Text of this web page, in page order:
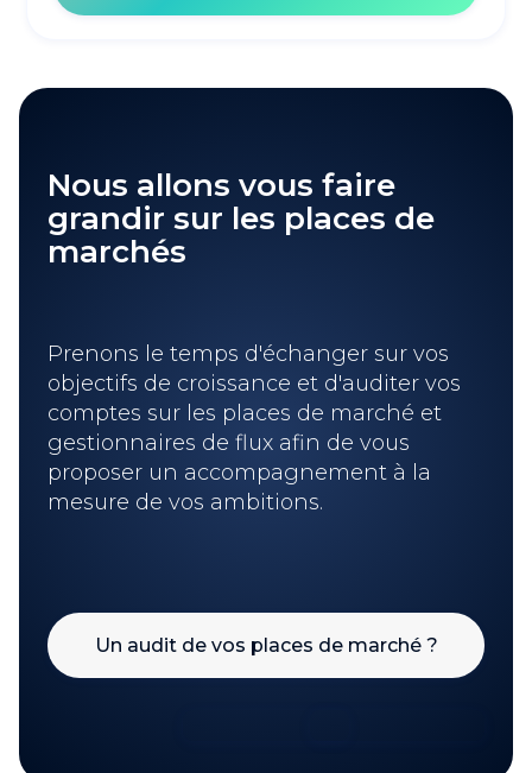
Nous allons vous faire
grandir sur les places de
marchés
Prenons le temps d'échanger sur vos
objectifs de croissance et d'auditer vos
comptes sur les places de marché et
gestionnaires de flux afin de vous
proposer un accompagnement à la
mesure de vos ambitions.
Un audit de vos places de marché ?